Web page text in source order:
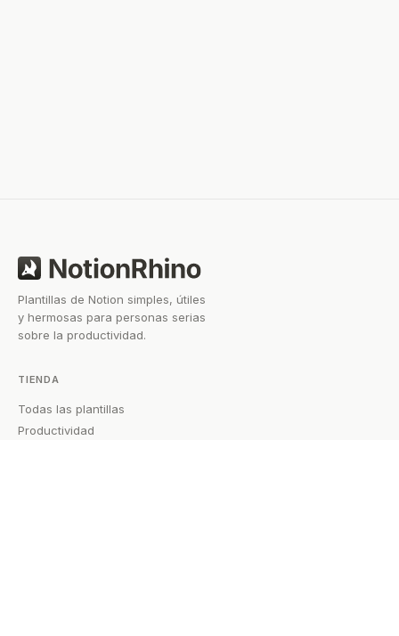
Plantillas de Notion simples, útiles
y hermosas para personas serias
sobre la productividad.
TIENDA
Todas las plantillas
Productividad